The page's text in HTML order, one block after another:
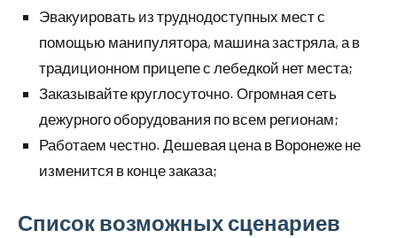
Эвакуировать из труднодоступных мест с
помощью манипулятора, машина застряла, а в
традиционном прицепе с лебедкой нет места;
Заказывайте круглосуточно. Огромная сеть
дежурного оборудования по всем регионам;
Работаем честно. Дешевая цена в Воронеже не
изменится в конце заказа;
Список возможных сценариев